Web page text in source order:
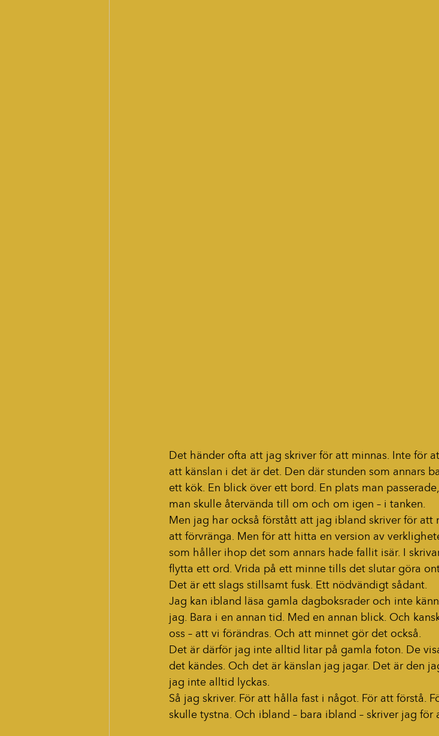
Det händer ofta att jag skriver för att minnas. Inte för
att känslan i det är det. Den där stunden som annars
ett kök. En blick över ett bord. En plats man
man skulle återvända till om och om igen – i tanken.
Men jag har också förstått att jag ibland skriver för att
att förvränga. Men för att hitta en version av
som håller ihop det som annars hade fallit isär. I
flytta ett ord. Vrida på ett minne tills det slutar göra
Det är ett slags stillsamt fusk. Ett nödvändigt sådant.
Jag kan ibland läsa gamla dagboksrader och inte
jag. Bara i en annan tid. Med en annan blick. Och
oss – att vi förändras. Och att minnet gör det också.
Det är därför jag inte alltid litar på gamla foton. De
det kändes. Och det är känslan jag jagar. Det är den
jag inte alltid lyckas.
Så jag skriver. För att hålla fast i något. För att förstå.
skulle tystna. Och ibland – bara ibland – skriver jag för